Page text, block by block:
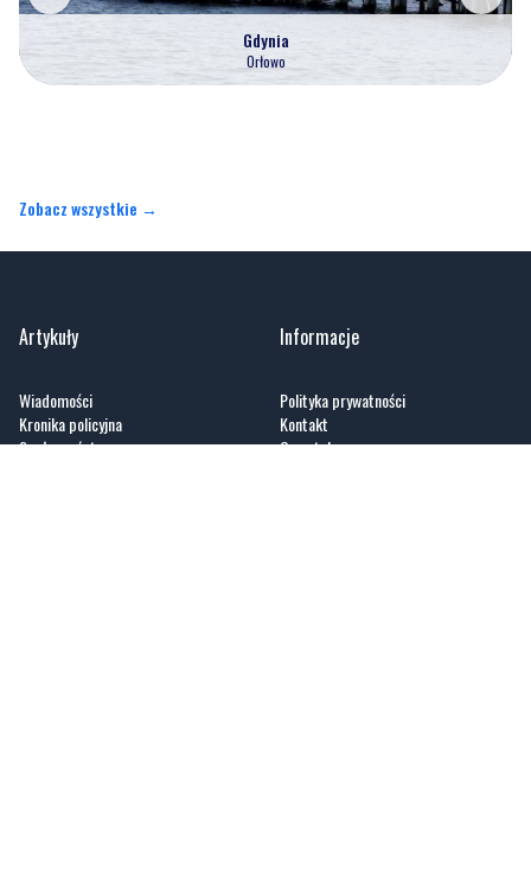
Gdynia
Orłowo
Zobacz wszystkie →
Artykuły
Wiadomości
Kronika policyjna
Społeczeństwo
Informacje
Polityka prywatności
Kontakt
O portalu